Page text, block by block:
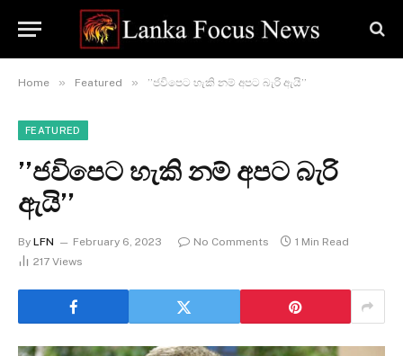
Home » Featured » ’’ජවිපෙට හැකි නම් අපට බැරි ඇයි’’
FEATURED
’’ජවිපෙට හැකි නම් අපට බැරි
ඇයි’’
By LFN February 6, 2023 No Comments
1 Min Read
217 Views